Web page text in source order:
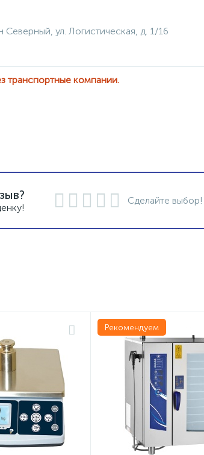
ул. Логистическая, д. 1/16
транспортные компании.
Сделайте выбор!
Рекомендуем